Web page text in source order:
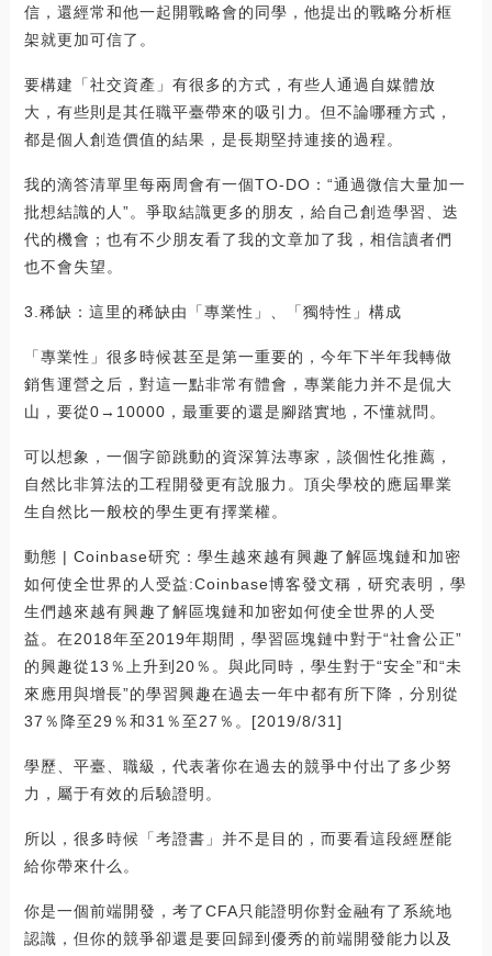
信，還經常和他一起開戰略會的同學，他提出的戰略分析框
架就更加可信了。
要構建「社交資產」有很多的方式，有些人通過自媒體放
大，有些則是其任職平臺帶來的吸引力。但不論哪種方式，
都是個人創造價值的結果，是長期堅持連接的過程。
我的滴答清單里每兩周會有一個TO-DO：“通過微信大量加一
批想結識的人”。爭取結識更多的朋友，給自己創造學習、迭
代的機會；也有不少朋友看了我的文章加了我，相信讀者們
也不會失望。
3.稀缺：這里的稀缺由「專業性」、「獨特性」構成
「專業性」很多時候甚至是第一重要的，今年下半年我轉做
銷售運營之后，對這一點非常有體會，專業能力并不是侃大
山，要從0→10000，最重要的還是腳踏實地，不懂就問。
可以想象，一個字節跳動的資深算法專家，談個性化推薦，
自然比非算法的工程開發更有說服力。頂尖學校的應屆畢業
生自然比一般校的學生更有擇業權。
動態 | Coinbase研究：學生越來越有興趣了解區塊鏈和加密
如何使全世界的人受益:Coinbase博客發文稱，研究表明，學
生們越來越有興趣了解區塊鏈和加密如何使全世界的人受
益。在2018年至2019年期間，學習區塊鏈中對于“社會公正”
的興趣從13％上升到20％。與此同時，學生對于“安全”和“未
來應用與增長”的學習興趣在過去一年中都有所下降，分別從
37％降至29％和31％至27％。[2019/8/31]
學歷、平臺、職級，代表著你在過去的競爭中付出了多少努
力，屬于有效的后驗證明。
所以，很多時候「考證書」并不是目的，而要看這段經歷能
給你帶來什么。
你是一個前端開發，考了CFA只能證明你對金融有了系統地
認識，但你的競爭卻還是要回歸到優秀的前端開發能力以及